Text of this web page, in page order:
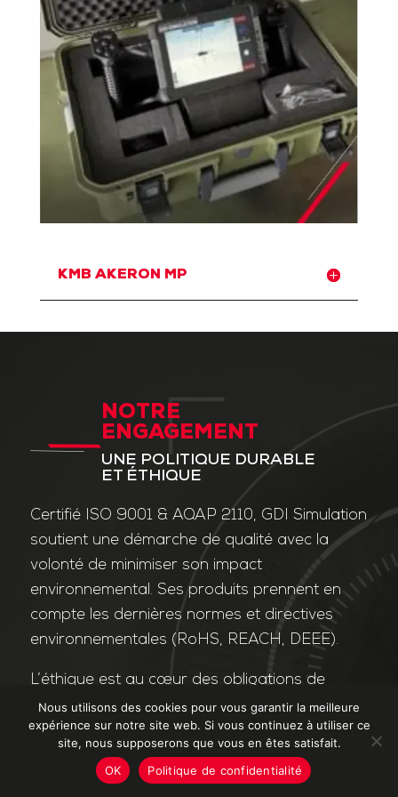
KMB AKERON MP
NOTRE
ENGAGEMENT
UNE POLITIQUE DURABLE
ET ÉTHIQUE
Certifié ISO 9001 & AQAP 2110, GDI Simulation
soutient une démarche de qualité avec la
volonté de minimiser son impact
environnemental. Ses produits prennent en
compte les dernières normes et directives
environnementales (RoHS, REACH, DEEE).
L’éthique est au cœur des obligations de
l’entreprise et de ses valeurs. Nos affaires
sont conduites dans le strict respect des
différentes lois applicables dans le domaine
de la lutte contre la corruption et le trafic
Nous utilisons des cookies pour vous garantir la meilleure
expérience sur notre site web. Si vous continuez à utiliser ce
site, nous supposerons que vous en êtes satisfait.
OK
Politique de confidentialité